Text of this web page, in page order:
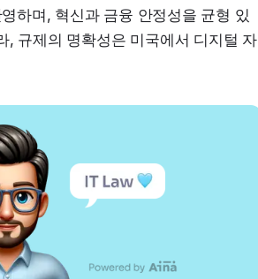
하며, 혁신과 금융 안정성을 균형 있
, 규제의 명확성은 미국에서 디지털 자